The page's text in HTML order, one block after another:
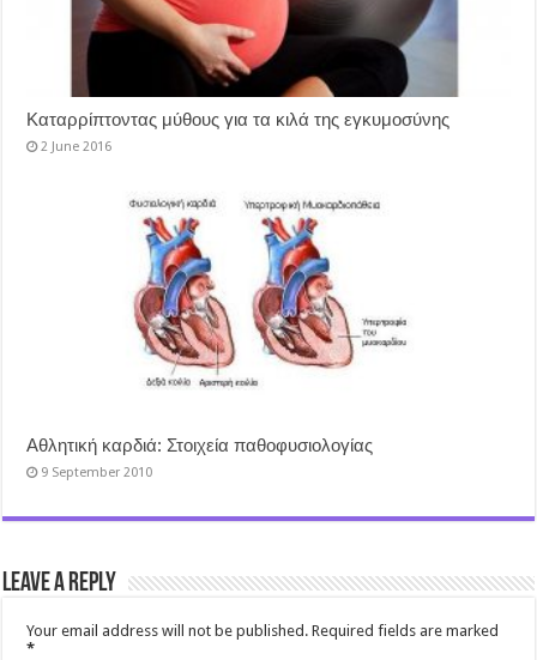
Καταρρίπτοντας μύθους για τα κιλά της εγκυμοσύνης
2 June 2016
Αθλητική καρδιά: Στοιχεία παθοφυσιολογίας
9 September 2010
Leave a Reply
Your email address will not be published. Required fields are marked
*